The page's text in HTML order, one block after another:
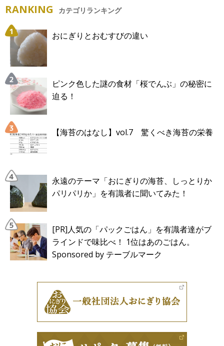
RANKING カテゴリランキング
おにぎりとおむすびの違い
ピンク色した謎の食材「桜でんぶ」の秘密に
迫る！
【海苔のはなし】vol.7 驚くべき海苔の栄養
永遠のテーマ「おにぎりの海苔、しっとりか
パリパリか」を有識者に聞いてみた！
[PR]人気の「パックごはん」を有識者達がブ
ラインドで味比べ！ 1位はあのごはん。
Sponsored by テーブルマーク